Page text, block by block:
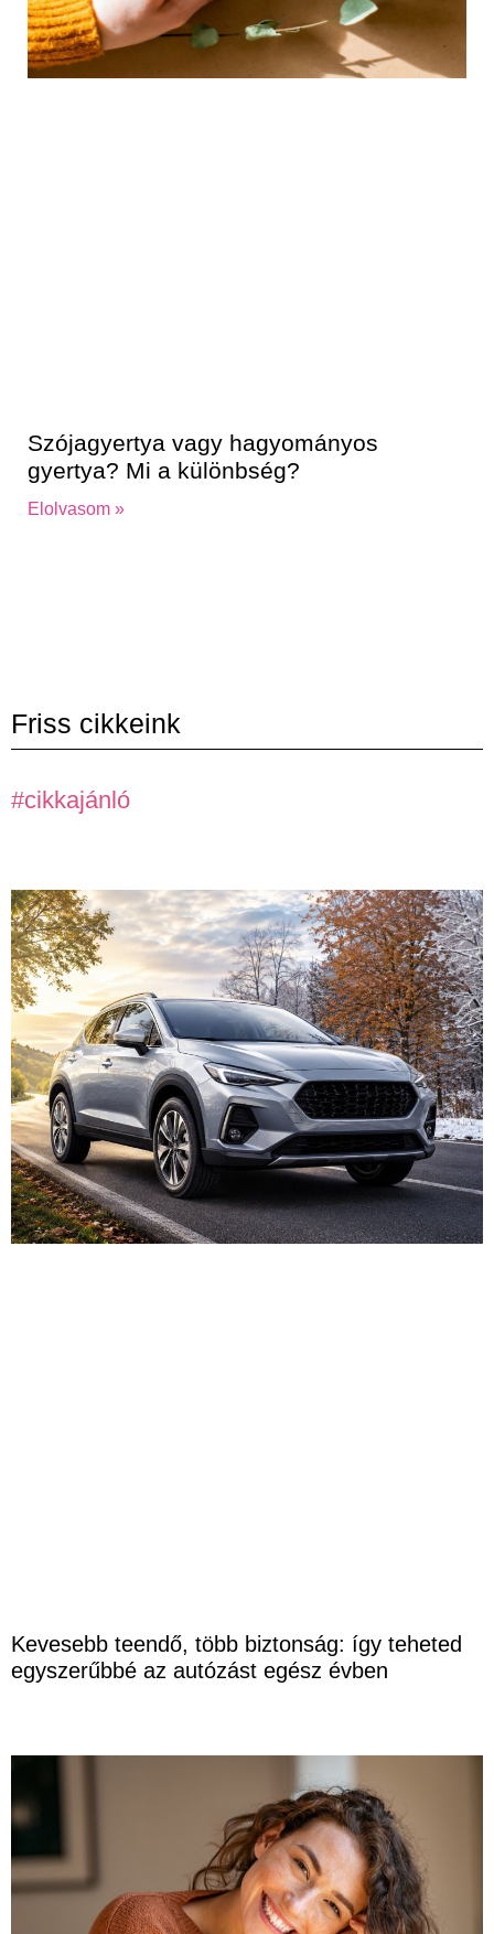
Szójagyertya vagy hagyományos
gyertya? Mi a különbség?
Elolvasom »
Friss cikkeink
#cikkajánló
Kevesebb teendő, több biztonság: így teheted
egyszerűbbé az autózást egész évben